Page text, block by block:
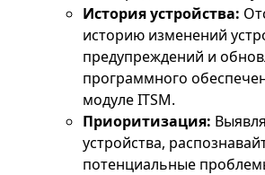
История устройства:
историю изменений
предупреждений и
программного
модуле ITSM.
Приоритизация:
устройства,
потенциальные